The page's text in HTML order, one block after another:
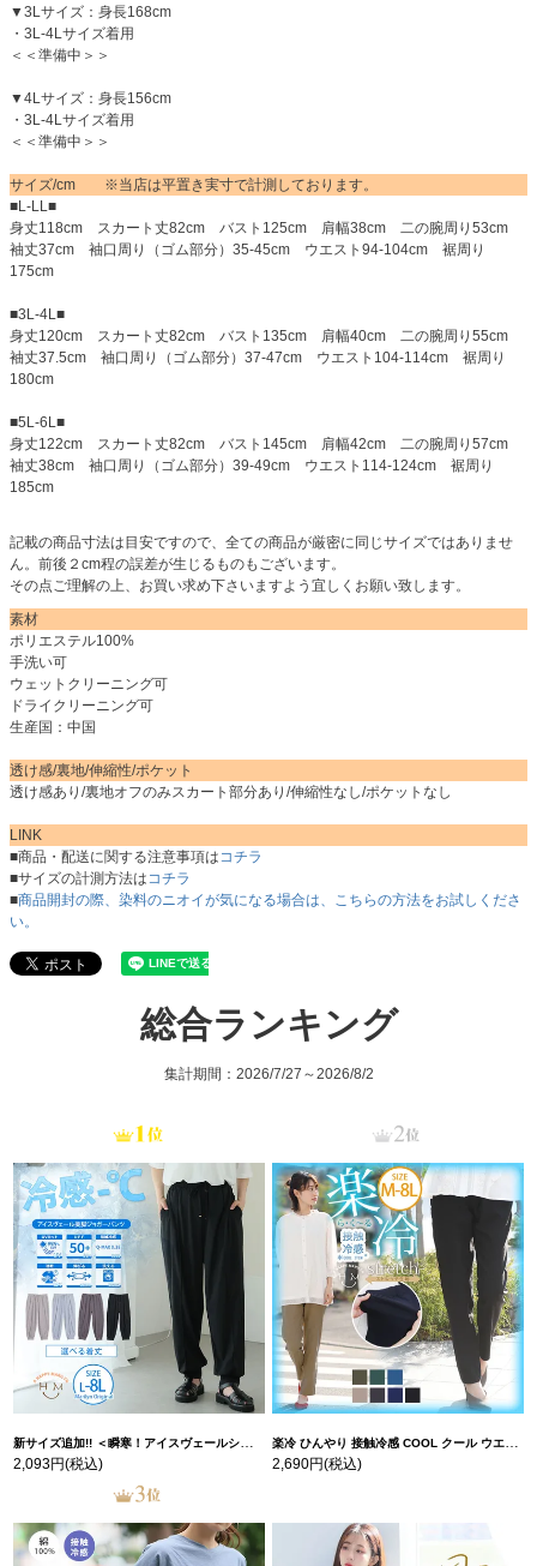
▼3Lサイズ：身長168cm
・3L-4Lサイズ着用
＜＜準備中＞＞
▼4Lサイズ：身長156cm
・3L-4Lサイズ着用
＜＜準備中＞＞
サイズ/cm ※当店は平置き実寸で計測しております。
■L-LL■
身丈118cm スカート丈82cm バスト125cm 肩幅38cm 二の腕周り53cm
袖丈37cm 袖口周り（ゴム部分）35-45cm ウエスト94-104cm 裾周り
175cm
■3L-4L■
身丈120cm スカート丈82cm バスト135cm 肩幅40cm 二の腕周り55cm
袖丈37.5cm 袖口周り（ゴム部分）37-47cm ウエスト104-114cm 裾周り
180cm
■5L-6L■
身丈122cm スカート丈82cm バスト145cm 肩幅42cm 二の腕周り57cm
袖丈38cm 袖口周り（ゴム部分）39-49cm ウエスト114-124cm 裾周り
185cm
記載の商品寸法は目安ですので、全ての商品が厳密に同じサイズではありませ
ん。前後２cm程の誤差が生じるものもございます。
その点ご理解の上、お買い求め下さいますよう宜しくお願い致します。
素材
ポリエステル100%
手洗い可
ウェットクリーニング可
ドライクリーニング可
生産国：中国
透け感/裏地/伸縮性/ポケット
透け感あり/裏地オフのみスカート部分あり/伸縮性なし/ポケットなし
LINK
■商品・配送に関する注意事項はコチラ
■サイズの計測方法はコチラ
■商品開封の際、染料のニオイが気になる場合は、こちらの方法をお試しくださ
い。
総合ランキング
集計期間：2026/7/27～2026/8/2
新サイズ追加!! ＜瞬寒！アイスヴェールシリーズ＞ 美脚 ジョガーパンツ 【ウェストゴム】 【ストレッチ】 | 大きいサイズの通販ならハッピーマリリン
2,093円(税込)
楽冷 ひんやり 接触冷感 COOL クール ウエストゴム 楽ちん ストレッチ 美脚 レギパン 【ストレッチ】 | 大きいサイズの通販ならハッピーマリリン
2,690円(税込)